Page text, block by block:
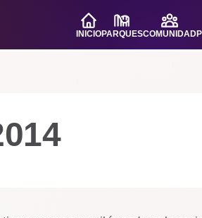
INICIOPARQUESCOMUNIDAD